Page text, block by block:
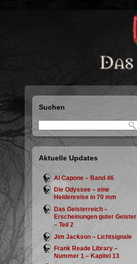
Suchen
Aktuelle Updates
Al Capone – Band 46
Die Odyssee – eine
Heldenreise in 70 mm
Das Geisterreich –
Erscheinungen guter Geister
– Teil 2
Jim Jackson – Lichtsignale
Frank Reade Library –
Nummer 1 – Kapitel 13